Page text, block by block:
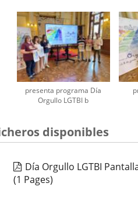
presenta programa Día
Orgullo LGTBI b
disponibles
Día Orgullo LGTBI
(1 Pages)